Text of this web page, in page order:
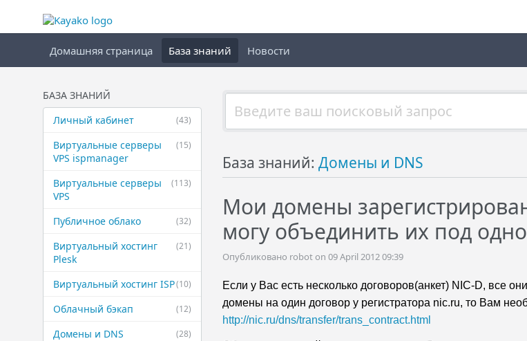
Домашняя страница База знаний Новости
БАЗА ЗНАНИЙ
(43)
Личный кабинет
(15)
Виртуальные ​серверы
VPS ispmanager
(113)
Виртуальные ​серверы
VPS
(32)
Публичное ​облако
(21)
Виртуальный ​хостинг
Plesk
(10)
Виртуальный ​хостинг ISP
(12)
Облачный бэкап
(28)
Домены и DNS
База знаний: Домены и DNS
Мои домены
могу объединить их под
Опубликовано robot on 09 April 2012 09:39
Если у Вас есть несколько договоров(анкет) NIC-D, все
домены на один договор у регистратора nic.ru, то Вам
http://nic.ru/dns/transfer/trans_contract.html